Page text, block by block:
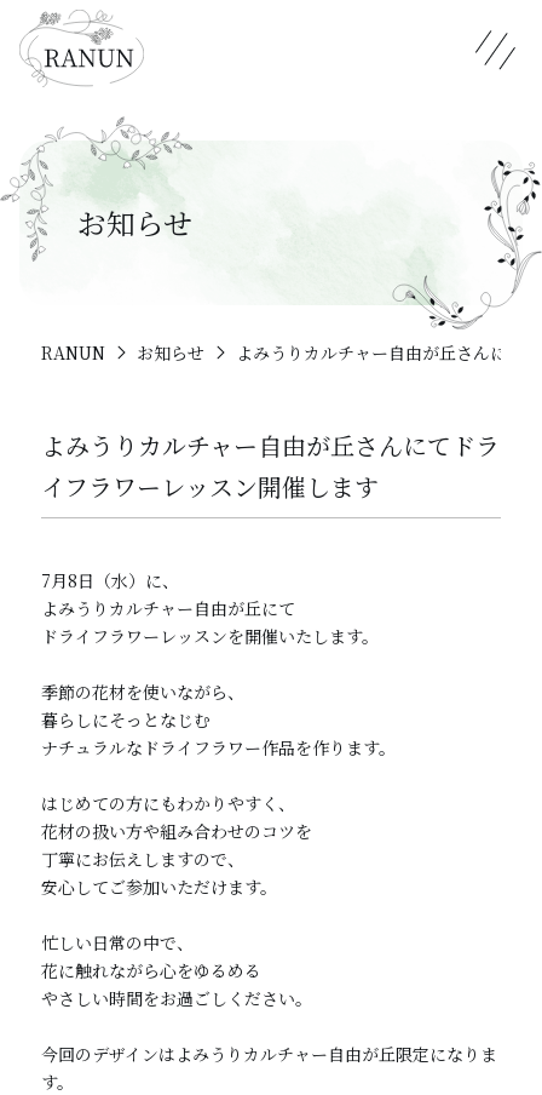
お知らせ
RANUN お知らせ よみうりカルチャー自由が丘さんにて
よみうりカルチャー自由が丘さんにてドラ
イフラワーレッスン開催します
7月8日（水）に、
よみうりカルチャー自由が丘にて
ドライフラワーレッスンを開催いたします。
季節の花材を使いながら、
暮らしにそっとなじむ
ナチュラルなドライフラワー作品を作ります。
はじめての方にもわかりやすく、
花材の扱い方や組み合わせのコツを
丁寧にお伝えしますので、
安心してご参加いただけます。
忙しい日常の中で、
花に触れながら心をゆるめる
やさしい時間をお過ごしください。
今回のデザインはよみうりカルチャー自由が丘限定になりま
す。